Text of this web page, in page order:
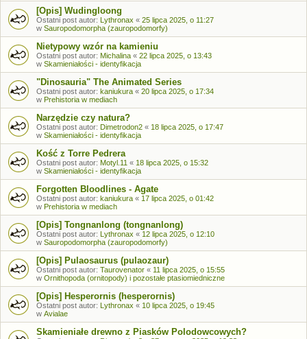
[Opis] Wudingloong
Ostatni post autor: Lythronax « 25 lipca 2025, o 11:27
w Sauropodomorpha (zauropodomorfy)
Nietypowy wzór na kamieniu
Ostatni post autor: Michalina « 22 lipca 2025, o 13:43
w Skamieniałości - identyfikacja
"Dinosauria" The Animated Series
Ostatni post autor: kaniukura « 20 lipca 2025, o 17:34
w Prehistoria w mediach
Narzędzie czy natura?
Ostatni post autor: Dimetrodon2 « 18 lipca 2025, o 17:47
w Skamieniałości - identyfikacja
Kość z Torre Pedrera
Ostatni post autor: Motyl.11 « 18 lipca 2025, o 15:32
w Skamieniałości - identyfikacja
Forgotten Bloodlines - Agate
Ostatni post autor: kaniukura « 17 lipca 2025, o 01:42
w Prehistoria w mediach
[Opis] Tongnanlong (tongnanlong)
Ostatni post autor: Lythronax « 12 lipca 2025, o 12:10
w Sauropodomorpha (zauropodomorfy)
[Opis] Pulaosaurus (pulaozaur)
Ostatni post autor: Taurovenator « 11 lipca 2025, o 15:55
w Ornithopoda (ornitopody) i pozostałe ptasiomiedniczne
[Opis] Hesperornis (hesperornis)
Ostatni post autor: Lythronax « 10 lipca 2025, o 19:45
w Avialae
Skamieniałe drewno z Piasków Polodowcowych?